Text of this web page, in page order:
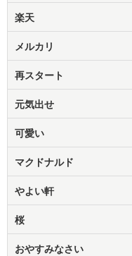
楽天
メルカリ
再スタート
元気出せ
可愛い
マクドナルド
やよい軒
桜
おやすみなさい